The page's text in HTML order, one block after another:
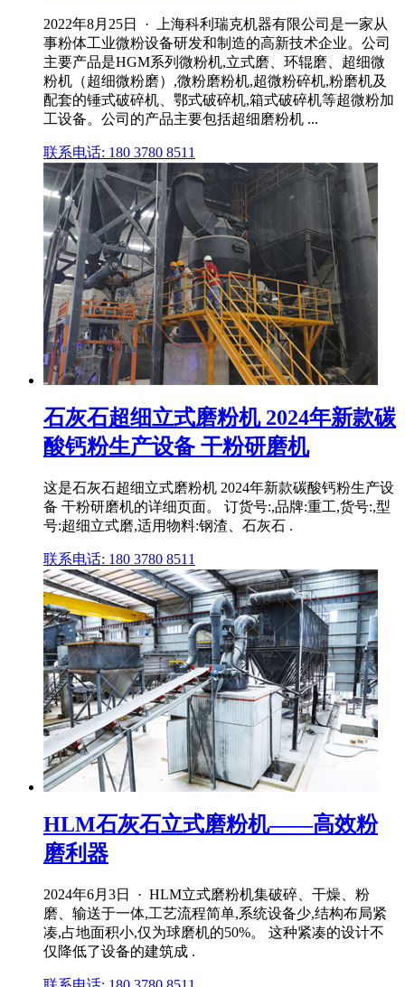
2022年8月25日 · 上海科利瑞克机器有限公司是一家从
事粉体工业微粉设备研发和制造的高新技术企业。公司
主要产品是HGM系列微粉机,立式磨、环辊磨、超细微
粉机（超细微粉磨）,微粉磨粉机,超微粉碎机,粉磨机及
配套的锤式破碎机、鄂式破碎机,箱式破碎机等超微粉加
工设备。公司的产品主要包括超细磨粉机 ...
联系电话: 180 3780 8511
石灰石超细立式磨粉机 2024年新款碳
酸钙粉生产设备 干粉研磨机
这是石灰石超细立式磨粉机 2024年新款碳酸钙粉生产设
备 干粉研磨机的详细页面。 订货号:,品牌:重工,货号:,型
号:超细立式磨,适用物料:钢渣、石灰石 .
联系电话: 180 3780 8511
HLM石灰石立式磨粉机——高效粉
磨利器
2024年6月3日 · HLM立式磨粉机集破碎、干燥、粉
磨、输送于一体,工艺流程简单,系统设备少,结构布局紧
凑,占地面积小,仅为球磨机的50%。 这种紧凑的设计不
仅降低了设备的建筑成 .